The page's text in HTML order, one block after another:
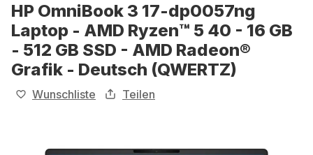
HP OmniBook 3 17-dp0057ng
Laptop - AMD Ryzen™ 5 40 - 16 GB
- 512 GB SSD - AMD Radeon®
Grafik - Deutsch (QWERTZ)
Wunschliste Teilen